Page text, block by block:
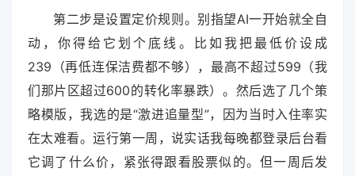
第二步是设置定价规则。别指望AI一开始就全自
动，你得给它划个底线。比如我把最低价设成
239（再低连保洁费都不够），最高不超过599（我
们那片区超过600的转化率暴跌）。然后选了几个策
略模版，我选的是“激进追量型”，因为当时入住率实
在太难看。运行第一周，说实话我每晚都登录后台看
它调了什么价，紧张得跟看股票似的。但一周后发